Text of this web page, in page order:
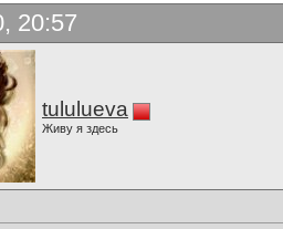
20:57
tululueva
Живу я здесь